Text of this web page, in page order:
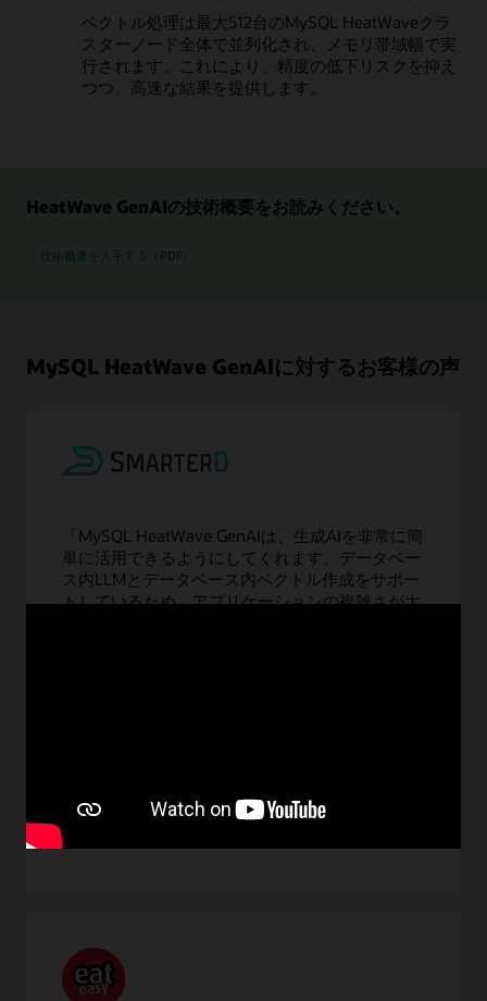
ベクトル処理は最大512台のMySQL HeatWaveクラ
スターノード全体で並列化され、メモリ帯域幅で実
行されます。これにより、精度の低下リスクを抑え
つつ、高速な結果を提供します。
HeatWave GenAIの技術概要をお読みください。
技術概要を入手する（PDF）
MySQL HeatWave GenAIに対するお客様の声
「MySQL HeatWave GenAIは、生成AIを非常に簡
単に活用できるようにしてくれます。データベー
ス内LLMとデータベース内ベクトル作成をサポー
トしているため、アプリケーションの複雑さが大